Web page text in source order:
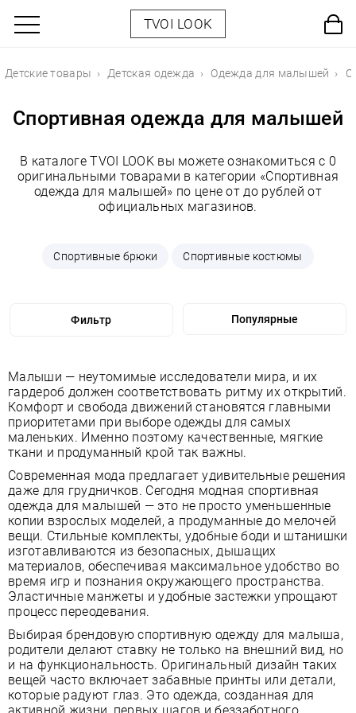
TVOI LOOK
Детские товары Детская одежда Одежда для малышей
Спортивная одежда для малышей
В каталоге TVOI LOOK вы можете ознакомиться с 0
оригинальными товарами в категории «Спортивная
одежда для малышей» по цене от до рублей от
официальных магазинов.
Спортивные брюки Спортивные костюмы
Фильтр
Малыши — неутомимые исследователи мира, и их
гардероб должен соответствовать ритму их открытий.
Комфорт и свобода движений становятся главными
приоритетами при выборе одежды для самых
маленьких. Именно поэтому качественные, мягкие
ткани и продуманный крой так важны.
Современная мода предлагает удивительные решения
даже для грудничков. Сегодня модная спортивная
одежда для малышей — это не просто уменьшенные
копии взрослых моделей, а продуманные до мелочей
вещи. Стильные комплекты, удобные боди и штанишки
изготавливаются из безопасных, дышащих
материалов, обеспечивая максимальное удобство во
время игр и познания окружающего пространства.
Эластичные манжеты и удобные застежки упрощают
процесс переодевания.
Выбирая брендовую спортивную одежду для малыша,
родители делают ставку не только на внешний вид, но
и на функциональность. Оригинальный дизайн таких
вещей часто включает забавные принты или детали,
которые радуют глаз. Это одежда, созданная для